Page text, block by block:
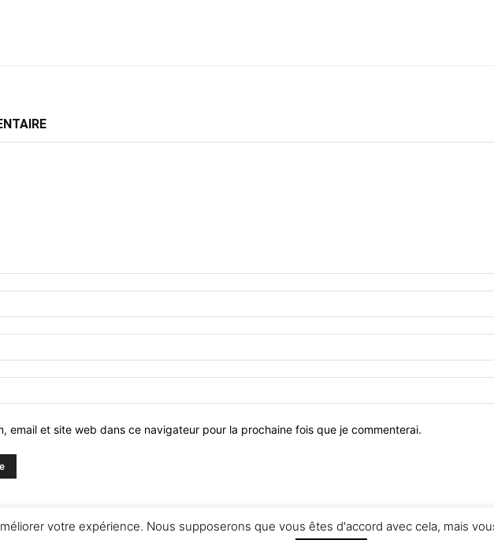
email et site web dans ce navigateur pour la prochaine fois que je commenterai.
votre expérience. Nous supposerons que vous êtes d'accord avec cela, mais